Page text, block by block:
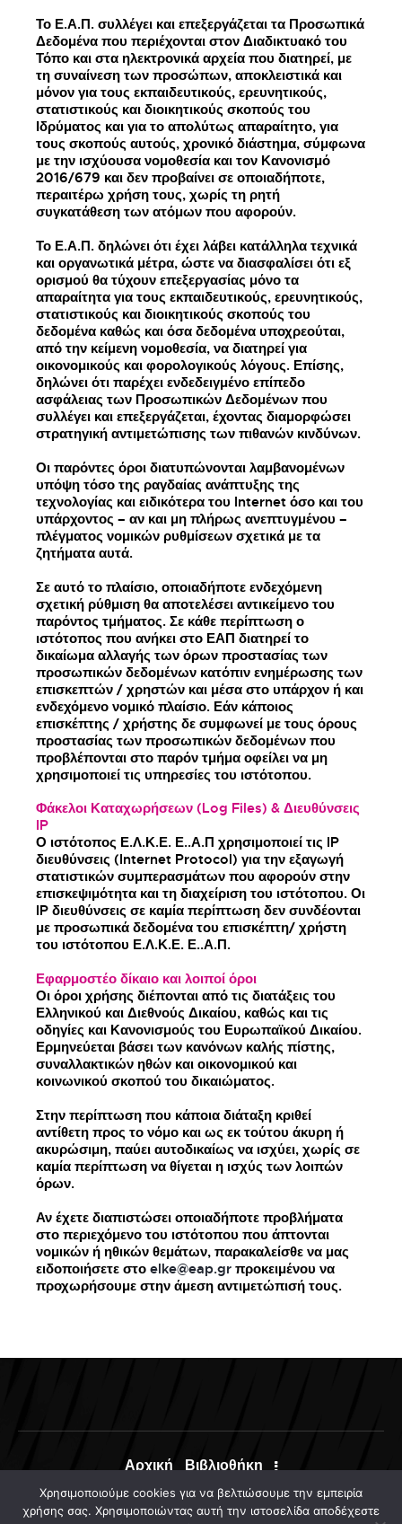
Το Ε.Α.Π. συλλέγει και επεξεργάζεται τα Προσωπικά
Δεδομένα που περιέχονται στον Διαδικτυακό του
Τόπο και στα ηλεκτρονικά αρχεία που διατηρεί, με
τη συναίνεση των προσώπων, αποκλειστικά και
μόνον για τους εκπαιδευτικούς, ερευνητικούς,
στατιστικούς και διοικητικούς σκοπούς του
Ιδρύματος και για το απολύτως απαραίτητο, για
τους σκοπούς αυτούς, χρονικό διάστημα, σύμφωνα
με την ισχύουσα νομοθεσία και τον Κανονισμό
2016/679 και δεν προβαίνει σε οποιαδήποτε,
περαιτέρω χρήση τους, χωρίς τη ρητή
συγκατάθεση των ατόμων που αφορούν.
Το Ε.Α.Π. δηλώνει ότι έχει λάβει κατάλληλα τεχνικά
και οργανωτικά μέτρα, ώστε να διασφαλίσει ότι εξ
ορισμού θα τύχουν επεξεργασίας μόνο τα
απαραίτητα για τους εκπαιδευτικούς, ερευνητικούς,
στατιστικούς και διοικητικούς σκοπούς του
δεδομένα καθώς και όσα δεδομένα υποχρεούται,
από την κείμενη νομοθεσία, να διατηρεί για
οικονομικούς και φορολογικούς λόγους. Επίσης,
δηλώνει ότι παρέχει ενδεδειγμένο επίπεδο
ασφάλειας των Προσωπικών Δεδομένων που
συλλέγει και επεξεργάζεται, έχοντας διαμορφώσει
στρατηγική αντιμετώπισης των πιθανών κινδύνων.
Οι παρόντες όροι διατυπώνονται λαμβανομένων
υπόψη τόσο της ραγδαίας ανάπτυξης της
τεχνολογίας και ειδικότερα του Internet όσο και του
υπάρχοντος – αν και μη πλήρως ανεπτυγμένου –
πλέγματος νομικών ρυθμίσεων σχετικά με τα
ζητήματα αυτά.
Σε αυτό το πλαίσιο, οποιαδήποτε ενδεχόμενη
σχετική ρύθμιση θα αποτελέσει αντικείμενο του
παρόντος τμήματος. Σε κάθε περίπτωση ο
ιστότοπος που ανήκει στο ΕΑΠ διατηρεί το
δικαίωμα αλλαγής των όρων προστασίας των
προσωπικών δεδομένων κατόπιν ενημέρωσης των
επισκεπτών / χρηστών και μέσα στο υπάρχον ή και
ενδεχόμενο νομικό πλαίσιο. Εάν κάποιος
επισκέπτης / χρήστης δε συμφωνεί με τους όρους
προστασίας των προσωπικών δεδομένων που
προβλέπονται στο παρόν τμήμα οφείλει να μη
χρησιμοποιεί τις υπηρεσίες του ιστότοπου.
Φάκελοι Καταχωρήσεων (Log Files) & Διευθύνσεις
IP
Ο ιστότοπος Ε.Λ.Κ.Ε. Ε..Α.Π χρησιμοποιεί τις IP
διευθύνσεις (Internet Protocol) για την εξαγωγή
στατιστικών συμπερασμάτων που αφορούν στην
επισκεψιμότητα και τη διαχείριση του ιστότοπου. Οι
IP διευθύνσεις σε καμία περίπτωση δεν συνδέονται
με προσωπικά δεδομένα του επισκέπτη/ χρήστη
του ιστότοπου Ε.Λ.Κ.Ε. Ε..Α.Π.
Εφαρμοστέο δίκαιο και λοιποί όροι
Οι όροι χρήσης διέπονται από τις διατάξεις του
Ελληνικού και Διεθνούς Δικαίου, καθώς και τις
οδηγίες και Κανονισμούς του Ευρωπαϊκού Δικαίου.
Ερμηνεύεται βάσει των κανόνων καλής πίστης,
συναλλακτικών ηθών και οικονομικού και
κοινωνικού σκοπού του δικαιώματος.
Στην περίπτωση που κάποια διάταξη κριθεί
αντίθετη προς το νόμο και ως εκ τούτου άκυρη ή
ακυρώσιμη, παύει αυτοδικαίως να ισχύει, χωρίς σε
καμία περίπτωση να θίγεται η ισχύς των λοιπών
όρων.
Αν έχετε διαπιστώσει οποιαδήποτε προβλήματα
στο περιεχόμενο του ιστότοπου που άπτονται
νομικών ή ηθικών θεμάτων, παρακαλείσθε να μας
ειδοποιήσετε στο elke@eap.gr προκειμένου να
προχωρήσουμε στην άμεση αντιμετώπισή τους.
Αρχική Βιβλιοθήκη
ΣΥΝΔΕΣΗ
Χρησιμοποιούμε cookies για να βελτιώσουμε την εμπειρία
χρήσης σας. Χρησιμοποιώντας αυτή την ιστοσελίδα αποδέχεστε